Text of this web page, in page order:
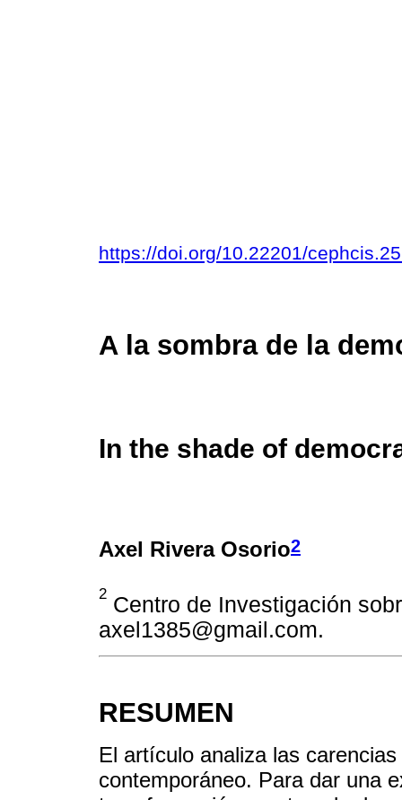
https://doi.org/10.22201/
A la sombra de la
In the shade of
Axel Rivera Osorio2
2 Centro de Investigación
axel1385@gmail.com.
RESUMEN
El artículo analiza las
contemporáneo. Para dar una